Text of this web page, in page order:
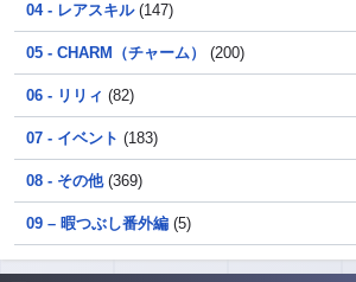
04 - レアスキル(147)
05 - CHARM（チャーム） (200)
06 - リリィ (82)
07 - イベント (183)
08 - その他(369)
09 – 暇つぶし番外編 (5)